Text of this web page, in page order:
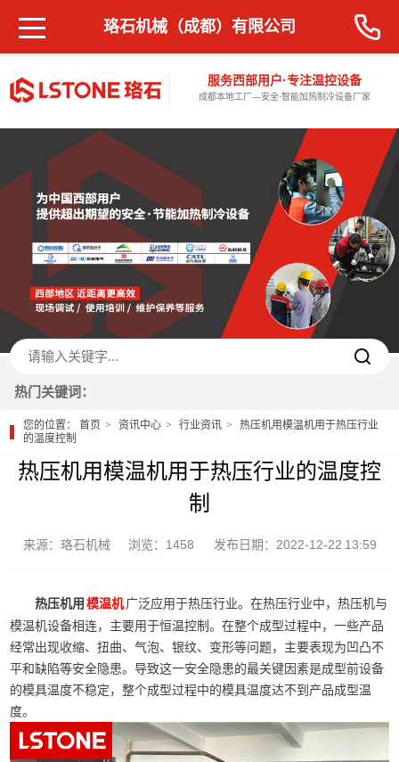
服务西部用户·专注温控设备
成都本地工厂—安全·智能加热制冷设备厂家
珞石机械（成都）有限公司
热门关键词：
您的位置：首页 资讯中心 行业资讯
热压机用模温机用于热压行业
的温度控制
热压机用模温机用于热压行业的温度控
制
来源：珞石机械 浏览：1458 发布日期：2022-12-22 13:59
热压机用 模温机广泛应用于热压行业。在热压行业中，热压机与
模温机设备相连，主要用于恒温控制。在整个成型过程中，一些产品
经常出现收缩、扭曲、气泡、银纹、变形等问题，主要表现为凹凸不
平和缺陷等安全隐患。导致这一安全隐患的最关键因素是成型前设备
的模具温度不稳定，整个成型过程中的模具温度达不到产品成型温
度。